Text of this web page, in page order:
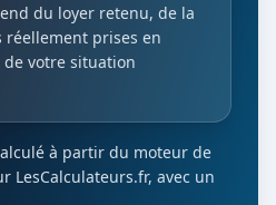
du loyer retenu, de la
réellement prises en
de votre situation
à partir du moteur de
LesCalculateurs.fr, avec un